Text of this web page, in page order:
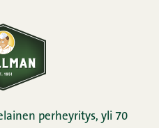
perheyritys, yli 70